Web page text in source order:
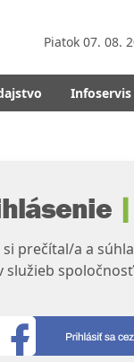
Piatok 07. 08.
Infoservis
|
prečítal/a a
služieb